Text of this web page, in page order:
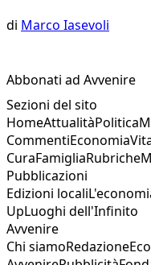
di Marco Iasevoli
Abbonati ad Avvenire
Sezioni del sito
HomeAttualitàPolitica
CommentiEconomia
CuraFamigliaRubriche
Pubblicazioni
Edizioni locali
UpLuoghi dell'Infinito
Avvenire
Chi siamoRedazione